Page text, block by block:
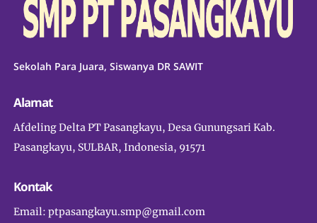
Sekolah Para Juara, Siswanya DR SAWIT
Alamat
Afdeling Delta PT Pasangkayu, Desa Gunungsari Kab.
Pasangkayu, SULBAR, Indonesia, 91571
Kontak
Email: ptpasangkayu.smp@gmail.com